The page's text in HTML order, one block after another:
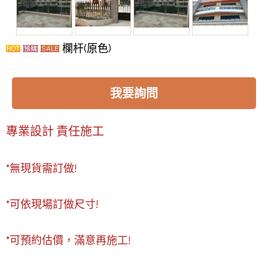
欄杆(原色)
我要詢問
專業設計 責任施工
*無現貨需訂做!
*可依現場訂做尺寸!
*可預約估價，滿意再施工!